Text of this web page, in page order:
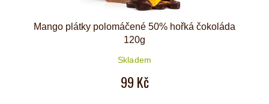
Mango plátky polomáčené 50% hořká čokoláda
120g
Skladem
99 Kč